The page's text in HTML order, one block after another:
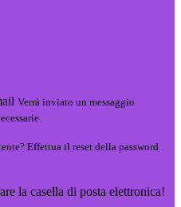
Verrà inviato un messaggio
Effettua il reset della password
la casella di posta elettronica!